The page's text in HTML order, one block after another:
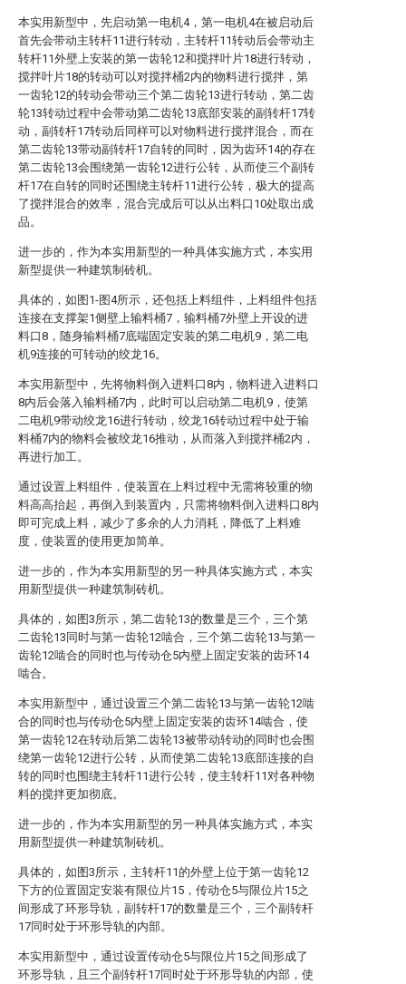
本实用新型中，先启动第一电机4，第一电机4在被启动后
首先会带动主转杆11进行转动，主转杆11转动后会带动主
转杆11外壁上安装的第一齿轮12和搅拌叶片18进行转动，
搅拌叶片18的转动可以对搅拌桶2内的物料进行搅拌，第
一齿轮12的转动会带动三个第二齿轮13进行转动，第二齿
轮13转动过程中会带动第二齿轮13底部安装的副转杆17转
动，副转杆17转动后同样可以对物料进行搅拌混合，而在
第二齿轮13带动副转杆17自转的同时，因为齿环14的存在
第二齿轮13会围绕第一齿轮12进行公转，从而使三个副转
杆17在自转的同时还围绕主转杆11进行公转，极大的提高
了搅拌混合的效率，混合完成后可以从出料口10处取出成
品。
进一步的，作为本实用新型的一种具体实施方式，本实用
新型提供一种建筑制砖机。
具体的，如图1-图4所示，还包括上料组件，上料组件包括
连接在支撑架1侧壁上输料桶7，输料桶7外壁上开设的进
料口8，随身输料桶7底端固定安装的第二电机9，第二电
机9连接的可转动的绞龙16。
本实用新型中，先将物料倒入进料口8内，物料进入进料口
8内后会落入输料桶7内，此时可以启动第二电机9，使第
二电机9带动绞龙16进行转动，绞龙16转动过程中处于输
料桶7内的物料会被绞龙16推动，从而落入到搅拌桶2内，
再进行加工。
通过设置上料组件，使装置在上料过程中无需将较重的物
料高高抬起，再倒入到装置内，只需将物料倒入进料口8内
即可完成上料，减少了多余的人力消耗，降低了上料难
度，使装置的使用更加简单。
进一步的，作为本实用新型的另一种具体实施方式，本实
用新型提供一种建筑制砖机。
具体的，如图3所示，第二齿轮13的数量是三个，三个第
二齿轮13同时与第一齿轮12啮合，三个第二齿轮13与第一
齿轮12啮合的同时也与传动仓5内壁上固定安装的齿环14
啮合。
本实用新型中，通过设置三个第二齿轮13与第一齿轮12啮
合的同时也与传动仓5内壁上固定安装的齿环14啮合，使
第一齿轮12在转动后第二齿轮13被带动转动的同时也会围
绕第一齿轮12进行公转，从而使第二齿轮13底部连接的自
转的同时也围绕主转杆11进行公转，使主转杆11对各种物
料的搅拌更加彻底。
进一步的，作为本实用新型的另一种具体实施方式，本实
用新型提供一种建筑制砖机。
具体的，如图3所示，主转杆11的外壁上位于第一齿轮12
下方的位置固定安装有限位片15，传动仓5与限位片15之
间形成了环形导轨，副转杆17的数量是三个，三个副转杆
17同时处于环形导轨的内部。
本实用新型中，通过设置传动仓5与限位片15之间形成了
环形导轨，且三个副转杆17同时处于环形导轨的内部，使